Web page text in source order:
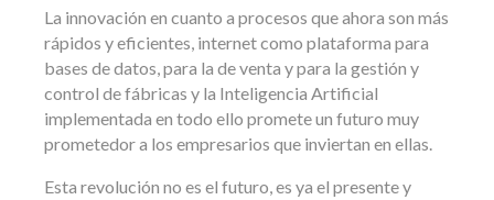
La innovación en cuanto a procesos que ahora son más
rápidos y eficientes, internet como plataforma para
bases de datos, para la de venta y para la gestión y
control de fábricas y la Inteligencia Artificial
implementada en todo ello promete un futuro muy
prometedor a los empresarios que inviertan en ellas.
Esta revolución no es el futuro, es ya el presente y